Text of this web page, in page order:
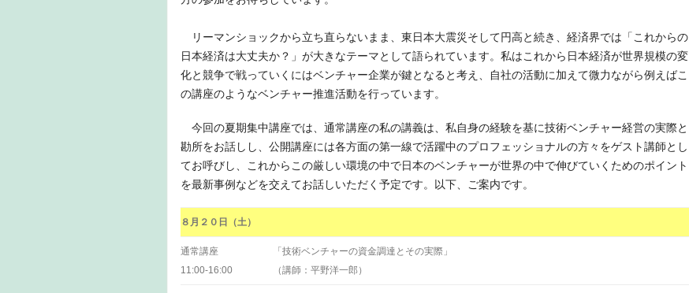
リーマンショックから立ち直らないまま、東日本大震災そして円高と続き、経済界では「これからの
日本経済は大丈夫か？」が大きなテーマとして語られています。私はこれから日本経済が世界規模の変
化と競争で戦っていくにはベンチャー企業が鍵となると考え、自社の活動に加えて微力ながら例えばこ
の講座のようなベンチャー推進活動を行っています。
今回の夏期集中講座では、通常講座の私の講義は、私自身の経験を基に技術ベンチャー経営の実際と
勘所をお話しし、公開講座には各方面の第一線で活躍中のプロフェッショナルの方々をゲスト講師とし
てお呼びし、これからこの厳しい環境の中で日本のベンチャーが世界の中で伸びていくためのポイント
を最新事例などを交えてお話しいただく予定です。以下、ご案内です。
８月２０日（土）
通常講座
11:00-16:00
「技術ベンチャーの資金調達とその実際」
（講師：平野洋一郎）